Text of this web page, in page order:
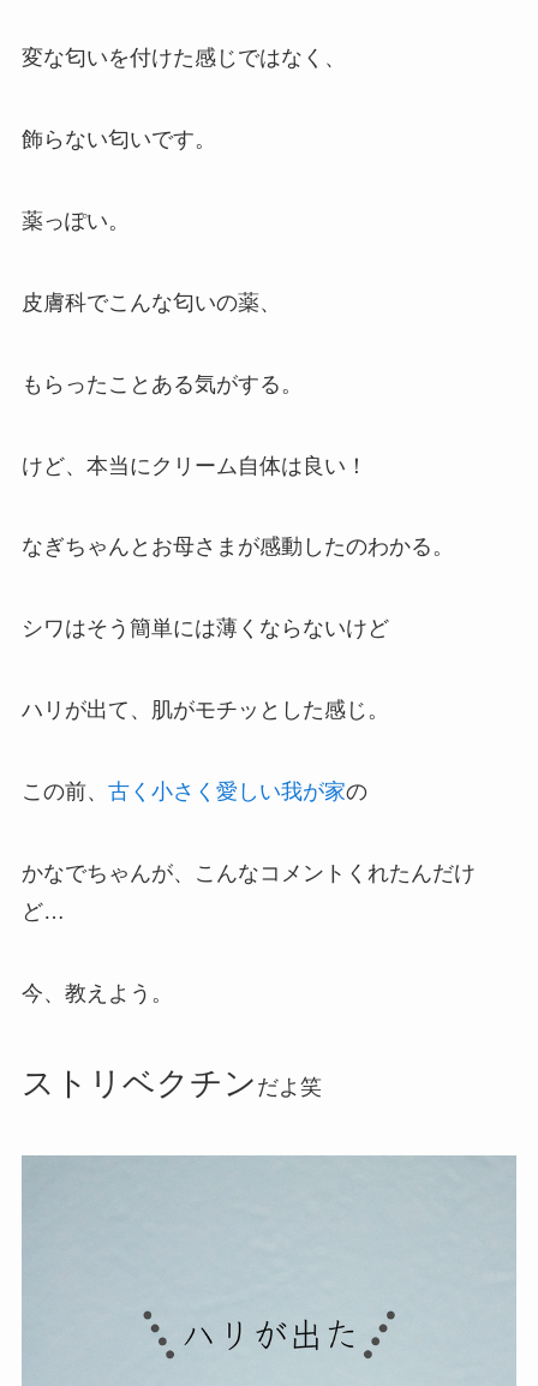
変な匂いを付けた感じではなく、
飾らない匂いです。
薬っぽい。
皮膚科でこんな匂いの薬、
もらったことある気がする。
けど、本当にクリーム自体は良い！
なぎちゃんとお母さまが感動したのわかる。
シワはそう簡単には薄くならないけど
ハリが出て、肌がモチッとした感じ。
この前、 古く小さく愛しい我が家の
かなでちゃんが、こんなコメントくれたんだけ
ど…
今、教えよう。
ストリベクチン だよ笑